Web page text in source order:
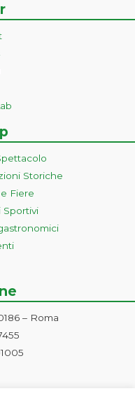
Storiche
Fiere
Sportivi
– Roma